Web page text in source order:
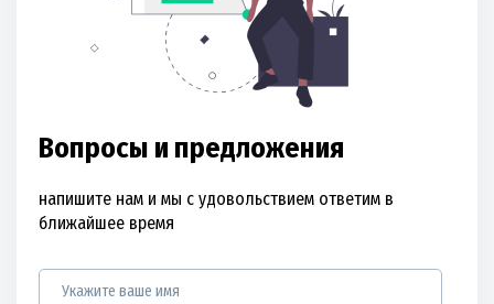
Вопросы и предложения
напишите нам и мы с удовольствием ответим в
ближайшее время